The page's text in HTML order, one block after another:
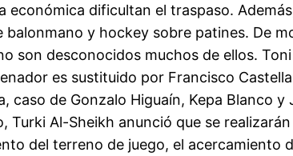
económica dificultan el traspaso.
balonmano y hockey sobre patines. De
son desconocidos muchos de ellos.
es sustituido por Francisco
caso de Gonzalo Higuaín, Kepa Blanco
Turki Al-Sheikh anunció que se
del terreno de juego, el acercamiento